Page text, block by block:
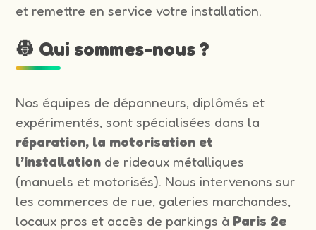
et remettre en service votre installation.
👷 Qui sommes-nous ?
Nos équipes de dépanneurs, diplômés et
expérimentés, sont spécialisées dans la
réparation, la motorisation et
l’installation de rideaux métalliques
(manuels et motorisés). Nous intervenons sur
les commerces de rue, galeries marchandes,
locaux pros et accès de parkings à Paris 2e